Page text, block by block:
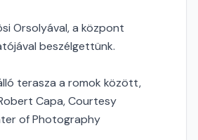
Orsolyával, a központ
beszélgettünk.
terasza a romok között,
Capa, Courtesy
of Photography